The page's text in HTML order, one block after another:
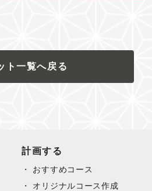
ト一覧へ戻る
計画する
おすすめコース
オリジナルコース作成